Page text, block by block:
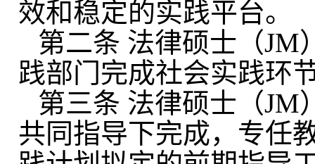
效和稳定的实践平台。
第二条 法律硕士（JM
践部门完成社会实践环
第三条 法律硕士（JM
共同指导下完成，专任